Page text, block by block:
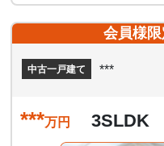
会員様
中古一戸建て ***
***万円 3SLDK